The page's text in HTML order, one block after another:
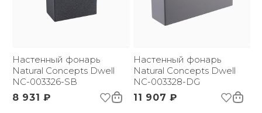
Настенный фонарь
Natural Concepts Dwell
NC-003326-SB
8 931 ₽
Настенный фонарь
Natural Concepts Dwell
NC-003328-DG
11 907 ₽